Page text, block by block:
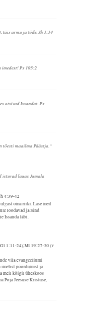
täis armu ja tõde. Jh 1:14
imedest! Ps 105:2
otsivad Issandat. Ps
tõesti maailma Päästja.“
istuvad lauas Jumala
4:39-42
oma riiki. Lase meil
loodavad ja Sind
Issanda läbi.
1:11-24);Mt 19:27-30 (v
viia evangeeliumi
imelist pöördumist ja
meil kõigil üheskoos
Poja Jeesuse Kristuse,